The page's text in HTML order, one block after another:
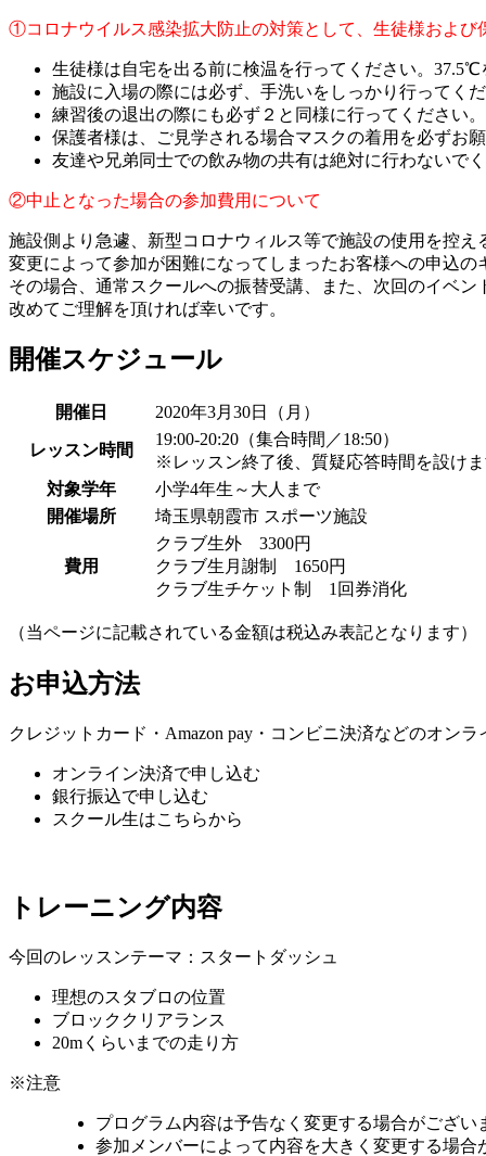
①コロナウイルス感染拡大防止の対策として、生徒様および
生徒様は自宅を出る前に検温を行ってください。
施設に入場の際には必ず、手洗いをしっかり行ってく
練習後の退出の際にも必ず２と同様に行ってください。
保護者様は、ご見学される場合マスクの着用を必ずお願
友達や兄弟同士での飲み物の共有は絶対に行わないでく
②中止となった場合の参加費用について
施設側より急遽、新型コロナウィルス等で施設の使用を控
変更によって参加が困難になってしまったお客様への申込
その場合、通常スクールへの振替受講、また、次回のイベン
改めてご理解を頂ければ幸いです。
開催スケジュール
開催日 2020年3月30日（月）
レッスン時間
19:00-20:20（集合時間／18:50）
※レッスン終了後、質疑応答時間を設けま
対象学年
小学4年生～大人まで
開催場所
埼玉県朝霞市 スポーツ施設
費用
クラブ生外 3300円
クラブ生月謝制 1650円
クラブ生チケット制 1回券消化
（当ページに記載されている金額は税込み表記となります）
お申込方法
クレジットカード・Amazon pay・コンビニ決済などのオン
オンライン決済で申し込む
銀行振込で申し込む
スクール生はこちらから
トレーニング内容
今回のレッスンテーマ：スタートダッシュ
理想のスタブロの位置
ブロッククリアランス
20mくらいまでの走り方
※注意
プログラム内容は予告なく変更する場合がござい
参加メンバーによって内容を大きく変更する場合